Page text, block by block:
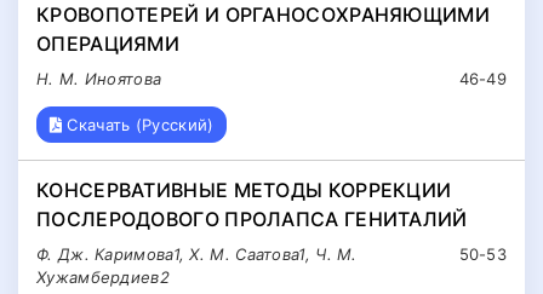
КРОВОПОТЕРЕЙ И ОРГАНОСОХРАНЯЮЩИМИ
ОПЕРАЦИЯМИ
46-49
Н. М. Иноятова
Скачать (Русский)
КОНСЕРВАТИВНЫЕ МЕТОДЫ КОРРЕКЦИИ
ПОСЛЕРОДОВОГО ПРОЛАПСА ГЕНИТАЛИЙ
50-53
Ф. Дж. Каримова1, Х. М. Саатова1, Ч. М.
Хужамбердиев2